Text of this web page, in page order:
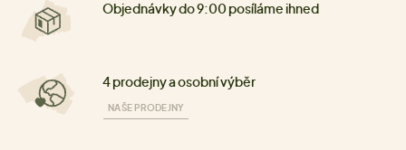
Objednávky do 9:00 posíláme ihned
4 prodejny a osobní výběr
NAŠE PRODEJNY